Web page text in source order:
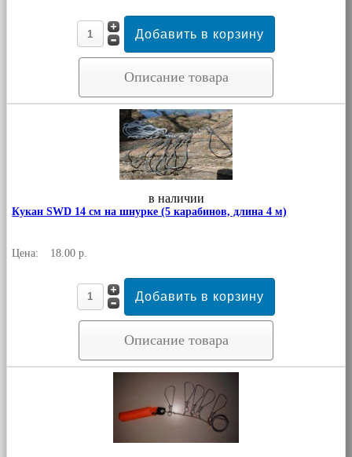
Описание товара
в наличии
Кукан SWD 14 см на шнурке (5 карабинов, длина 4 м)
Цена: 18.00 р.
Описание товара